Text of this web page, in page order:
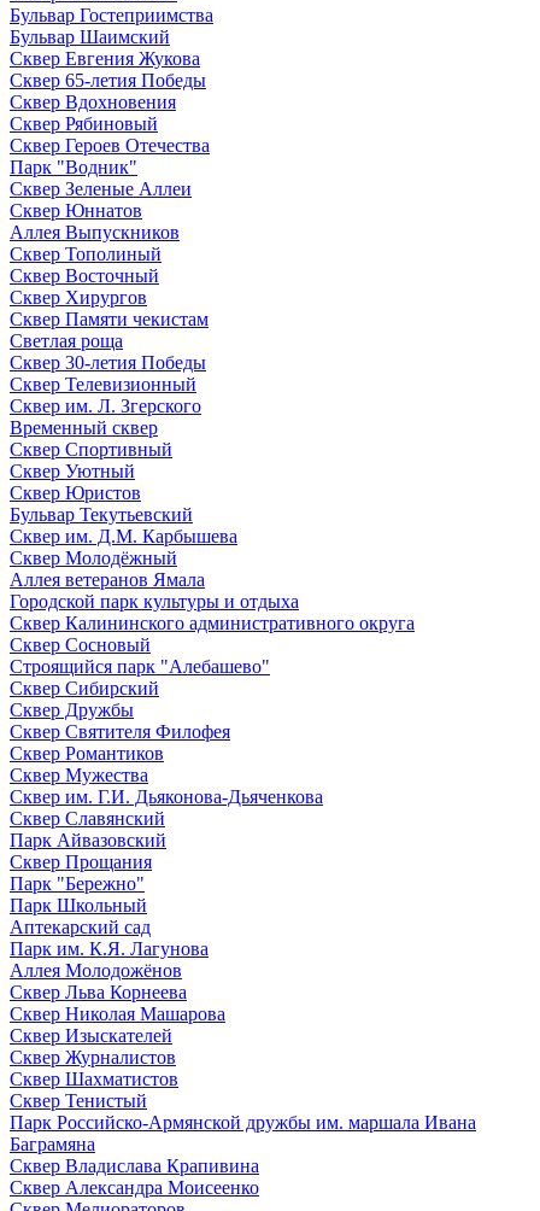
Бульвар Гостеприимства
Бульвар Шаимский
Сквер Евгения Жукова
Сквер 65-летия Победы
Сквер Вдохновения
Сквер Рябиновый
Сквер Героев Отечества
Парк "Водник"
Сквер Зеленые Аллеи
Сквер Юннатов
Аллея Выпускников
Сквер Тополиный
Сквер Восточный
Сквер Хирургов
Сквер Памяти чекистам
Светлая роща
Сквер 30-летия Победы
Сквер Телевизионный
Сквер им. Л. Згерского
Временный сквер
Сквер Спортивный
Сквер Уютный
Сквер Юристов
Бульвар Текутьевский
Сквер им. Д.М. Карбышева
Сквер Молодёжный
Аллея ветеранов Ямала
Городской парк культуры и отдыха
Сквер Калининского административного округа
Сквер Сосновый
Строящийся парк "Алебашево"
Сквер Сибирский
Сквер Дружбы
Сквер Святителя Филофея
Сквер Романтиков
Сквер Мужества
Сквер им. Г.И. Дьяконова-Дьяченкова
Сквер Славянский
Парк Айвазовский
Сквер Прощания
Парк "Бережно"
Парк Школьный
Аптекарский сад
Парк им. К.Я. Лагунова
Аллея Молодожёнов
Сквер Льва Корнеева
Сквер Николая Машарова
Сквер Изыскателей
Сквер Журналистов
Сквер Шахматистов
Сквер Тенистый
Парк Российско-Армянской дружбы им. маршала Ивана
Баграмяна
Сквер Владислава Крапивина
Сквер Александра Моисеенко